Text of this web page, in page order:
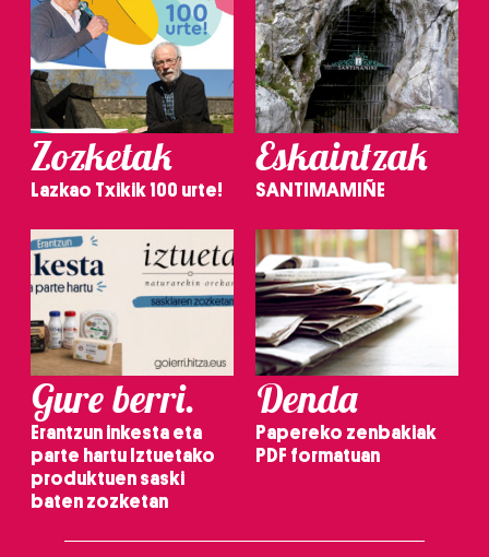
Zozketak
Lazkao Txikik 100 urte!
Eskaintzak
SANTIMAMIÑE
Gure berri.
Erantzun inkesta eta
parte hartu Iztuetako
produktuen saski
baten zozketan
Denda
Papereko zenbakiak
PDF formatuan